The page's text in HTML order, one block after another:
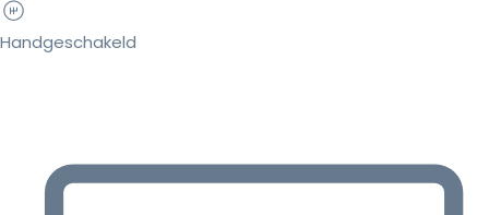
Handgeschakeld